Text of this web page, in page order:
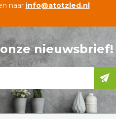
naar info@atotzled.nl
nieuwsbrief!